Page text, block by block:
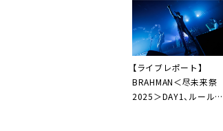
【ライブレポート】
BRAHMAN＜尽未来祭
2025＞DAY1、ルール無